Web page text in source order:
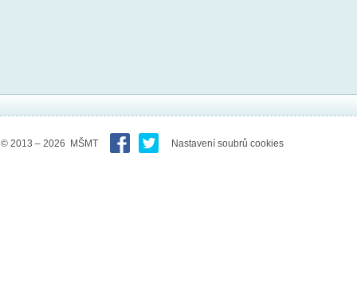
© 2013 – 2026 MŠMT Nastavení soubrů cookies